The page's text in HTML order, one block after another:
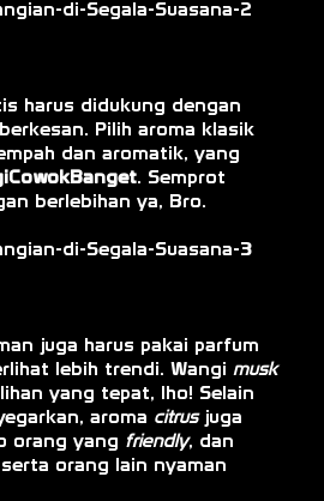
harus didukung dengan
Pilih aroma klasik
dan aromatik, yang
. Semprot
berlebihan ya, Bro.
juga harus pakai parfum
lebih trendi. Wangi musk
yang tepat, lho! Selain
aroma citrusjuga
orang yang friendly, dan
orang lain nyaman